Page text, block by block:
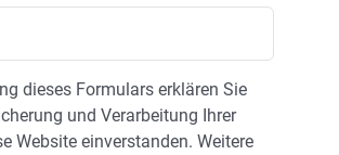
dieses Formulars erklären Sie
und Verarbeitung Ihrer
Website einverstanden. Weitere